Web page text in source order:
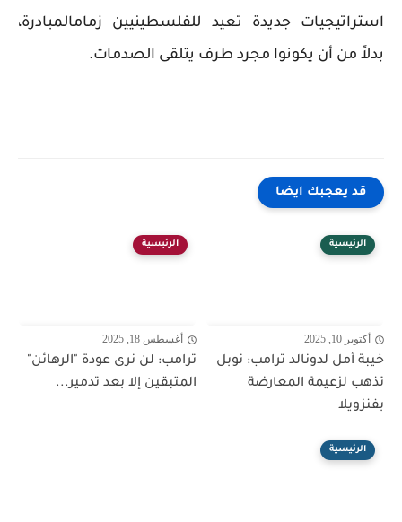
استراتيجيات جديدة تعيد للفلسطينيين زمامالمبادرة،
بدلاً من أن يكونوا مجرد طرف يتلقى الصدمات.
قد يعجبك ايضا
الرئيسية
أكتوبر 10, 2025
خيبة أمل لدونالد ترامب: نوبل
تذهب لزعيمة المعارضة
بفنزويلا
الرئيسية
أغسطس 18, 2025
ترامب: لن نرى عودة "الرهائن"
المتبقين إلا بعد تدمير...
الرئيسية